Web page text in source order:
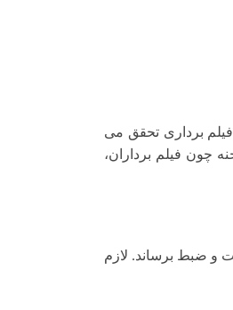
برداری تحقق می
چون فیلم‌ برداران،
و ضبط برساند. لازم